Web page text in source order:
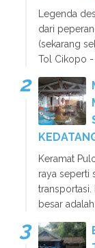
Legenda
dari
(sekarang
Tol Cikopo -
Keramat
raya seperti
transportasi.
besar adalah